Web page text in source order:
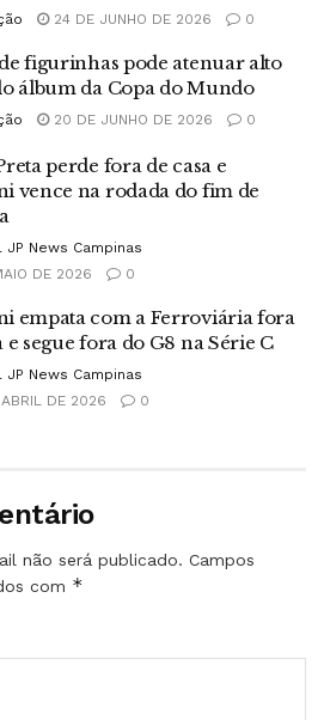
24 DE JUNHO DE 2026 0
figurinhas pode atenuar alto
álbum da Copa do Mundo
20 DE JUNHO DE 2026 0
perde fora de casa e
vence na rodada do fim de
JP News Campinas
DE 2026
0
empata com a Ferroviária fora
e segue fora do G8 na Série C
JP News Campinas
DE 2026
0
não será publicado. Campos
com *